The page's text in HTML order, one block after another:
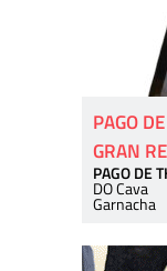
PAGO
GRAN
PAGO DE
DO Cava
Garnacha